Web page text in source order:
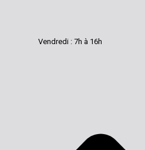
Vendredi : 7h à 16h